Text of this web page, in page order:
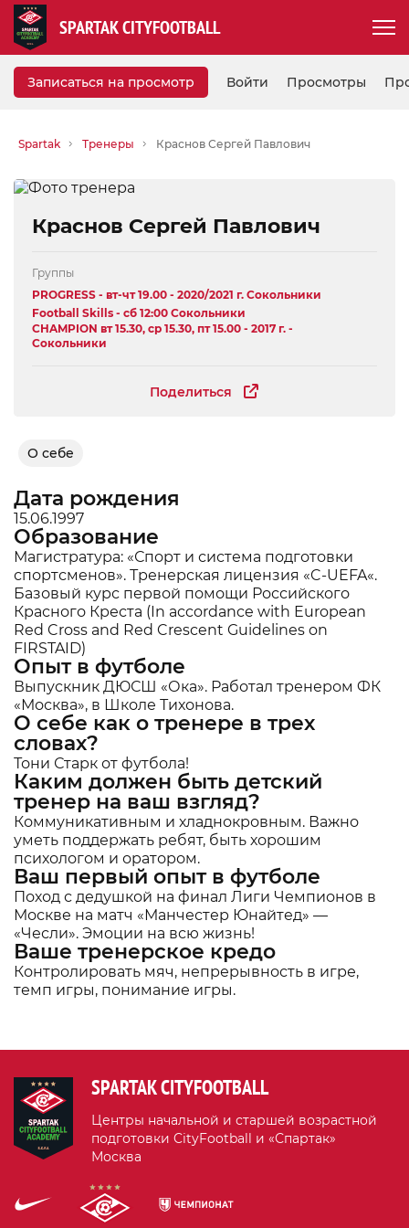
SPARTAK CITYFOOTBALL
Записаться на просмотр Просмотры
Войти
Spartak Тренеры Краснов Сергей Павлович
Краснов Сергей Павлович
Поделиться
Группы
PROGRESS - вт-чт 19.00 - 2020/2021 г. Сокольники
Football Skills - сб 12:00 Сокольники
CHAMPION вт 15.30, ср 15.30, пт 15.00 - 2017 г. -
Сокольники
О себе
Дата рождения
15.06.1997
Образование
Магистратура: «Спорт и система подготовки
спортсменов». Тренерская лицензия «C-UEFA«.
Базовый курс первой помощи Российского
Красного Креста (In accordance with European
Red Cross and Red Crescent Guidelines on
FIRSTAID)
Опыт в футболе
Выпускник ДЮСШ «Ока». Работал тренером ФК
«Москва», в Школе Тихонова.
О себе как о тренере в трех
словах?
Тони Старк от футбола!
Каким должен быть детский
тренер на ваш взгляд?
Коммуникативным и хладнокровным. Важно
уметь поддержать ребят, быть хорошим
психологом и оратором.
Ваш первый опыт в футболе
Поход с дедушкой на финал Лиги Чемпионов в
Москве на матч «Манчестер Юнайтед» —
«Чесли». Эмоции на всю жизнь!
Ваше тренерское кредо
Контролировать мяч, непрерывность в игре,
темп игры, понимание игры.
SPARTAK CITYFOOTBALL
Центры начальной и старшей возрастной
подготовки CityFootball и «Спартак»
Москва